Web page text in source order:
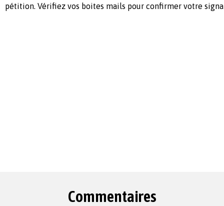
pétition. Vérifiez vos boites mails pour confirmer votre
Commentaires